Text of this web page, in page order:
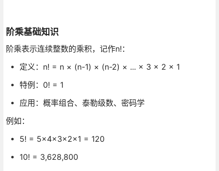
阶乘基础知识
阶乘表示连续整数的乘积，记作n!：
定义：n! = n × (n-1) × (n-2) × ... × 3 × 2 × 1
特例：0! = 1
应用：概率组合、泰勒级数、密码学
例如：
5! = 5×4×3×2×1 = 120
10! = 3,628,800